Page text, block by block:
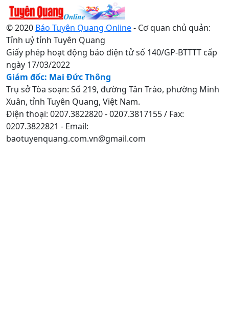
© 2020 Báo Tuyên Quang Online- Cơ quan chủ quản:
Tỉnh uỷ tỉnh Tuyên Quang
Giấy phép hoạt động báo điện tử số 140/GP-BTTTT cấp
ngày 17/03/2022
Giám đốc: Mai Đức Thông
Trụ sở Tòa soạn: Số 219, đường Tân Trào, phường Minh
Xuân, tỉnh Tuyên Quang, Việt Nam.
Điện thoại: 0207.3822820 - 0207.3817155 / Fax:
0207.3822821 - Email:
baotuyenquang.com.vn@gmail.com